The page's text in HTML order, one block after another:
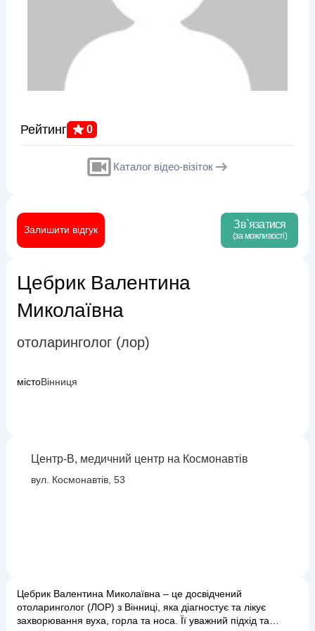
Рейтинг 0
Каталог відео-візіток
Залишити відгук Зв`язатися
(за можливості)
Цебрик Валентина
Миколаївна
отоларинголог (лор)
містоВінниця
Центр-В, медичний центр на Космонавтів
вул. Космонавтів, 53
Цебрик Валентина Миколаївна – це досвідчений
отоларинголог (ЛОР) з Вінниці, яка діагностує та лікує
захворювання вуха, горла та носа. Її уважний підхід та